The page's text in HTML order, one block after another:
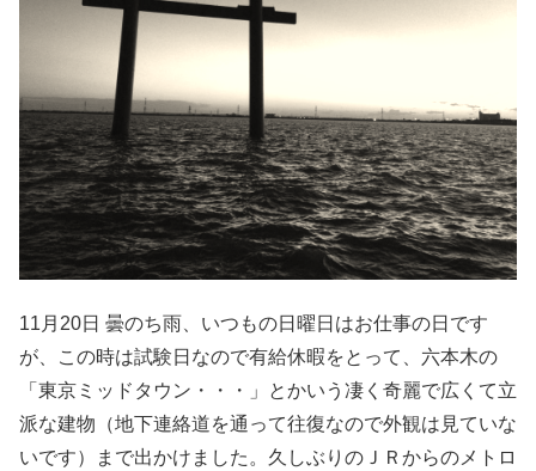
11月20日 曇のち雨、いつもの日曜日はお仕事の日です
が、この時は試験日なので有給休暇をとって、六本木の
「東京ミッドタウン・・・」とかいう凄く奇麗で広くて立
派な建物（地下連絡道を通って往復なので外観は見ていな
いです）まで出かけました。久しぶりのＪＲからのメトロ